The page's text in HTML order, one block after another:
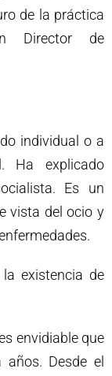
de la práctica
Director de
individual o a
Ha explicado
Es un
vista del ocio y
existencia de
envidiable que
Desde el